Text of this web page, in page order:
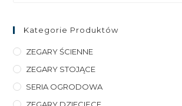
Kategorie Produktów
ZEGARY ŚCIENNE
ZEGARY STOJĄCE
SERIA OGRODOWA